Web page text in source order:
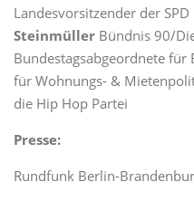
Landesvorsitzender der
Steinmüller Bündnis 90/
Bundestagsabgeordnete
für Wohnungs- &
die Hip Hop Partei
Presse:
Rundfunk Berlin-